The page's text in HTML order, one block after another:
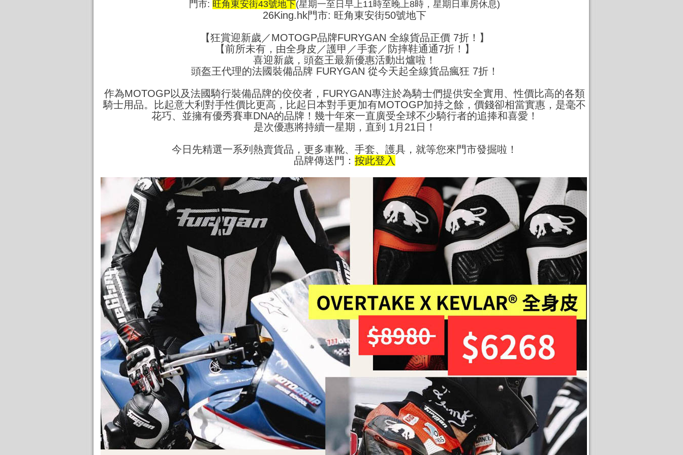
門市: 旺角東安街43號地下(星期一至日早上11時至晚上8時，星期日車房休息)
26King.hk門市: 旺角東安街50號地下
【狂賞迎新歲／MOTOGP品牌FURYGAN 全線貨品正價 7折！】
【前所未有，由全身皮／護甲／手套／防摔鞋通通7折！】
喜迎新歲，頭盔王最新優惠活動出爐啦！
頭盔王代理的法國裝備品牌 FURYGAN 從今天起全線貨品瘋狂 7折！
作為MOTOGP以及法國騎行裝備品牌的佼佼者，FURYGAN專注於為騎士們提供安全實用、性價比高的各類
騎士用品。比起意大利對手性價比更高，比起日本對手更加有MOTOGP加持之餘，價錢卻相當實惠，是毫不
花巧、並擁有優秀賽車DNA的品牌！幾十年來一直廣受全球不少騎行者的追捧和喜愛！
是次優惠將持續一星期，直到 1月21日！
今日先精選一系列熱賣貨品，更多車靴、手套、護具，就等您來門市發掘啦！
品牌傳送門： 按此登入